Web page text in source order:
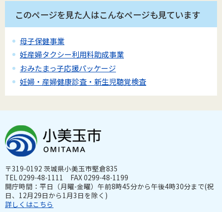
このページを見た人はこんなページも見ています
母子保健事業
妊産婦タクシー利用料助成事業
おみたまっ子応援パッケージ
妊婦・産婦健康診査・新生児聴覚検査
〒319-0192 茨城県小美玉市堅倉835
TEL 0299-48-1111 FAX 0299-48-1199
開庁時間：平日（月曜-金曜）午前8時45分から午後4時30分まで(祝
日、12月29日から1月3日を除く)
詳しくはこちら